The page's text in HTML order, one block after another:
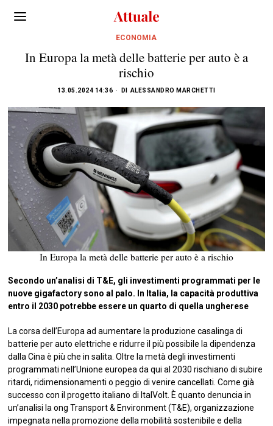
ECONOMIA
In Europa la metà delle batterie per auto è a
rischio
13.05.2024 14:36 DI ALESSANDRO MARCHETTI
In Europa la metà delle batterie per auto è a rischio
Secondo un’analisi di T&E, gli investimenti programmati per le
nuove gigafactory sono al palo. In Italia, la capacità produttiva
entro il 2030 potrebbe essere un quarto di quella ungherese
La corsa dell’Europa ad aumentare la produzione casalinga di
batterie per auto elettriche e ridurre il più possibile la dipendenza
dalla Cina è più che in salita. Oltre la metà degli investimenti
programmati nell’Unione europea da qui al 2030 rischiano di subire
ritardi, ridimensionamenti o peggio di venire cancellati. Come già
successo con il progetto italiano di ItalVolt. È quanto denuncia in
un’analisi la ong Transport & Environment (T&E), organizzazione
impegnata nella promozione della mobilità sostenibile e della